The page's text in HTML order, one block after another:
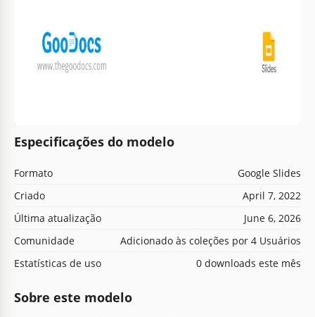
Especificações do modelo
Formato
Google Slides
Criado
April 7, 2022
Última atualização
June 6, 2026
Comunidade
Adicionado às coleções por 4 Usuários
Estatísticas de uso
0 downloads este mês
Sobre este modelo